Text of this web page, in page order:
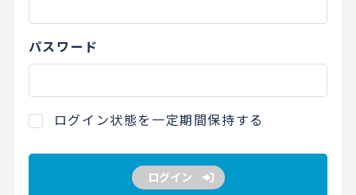
パスワード
ログイン状態を一定期間保持する
ログイン